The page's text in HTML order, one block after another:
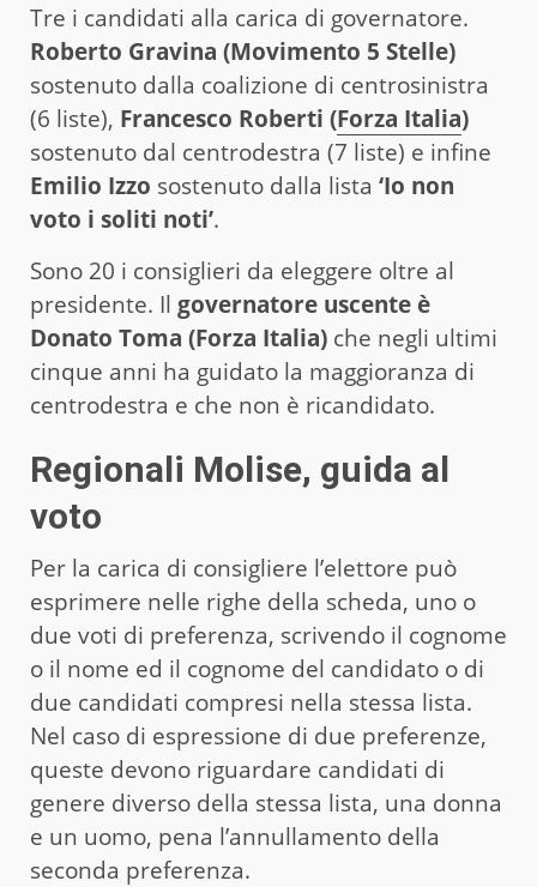
Tre i candidati alla carica di governatore.
Roberto Gravina (Movimento 5 Stelle)
sostenuto dalla coalizione di centrosinistra
(6 liste), Francesco Roberti (Forza Italia)
sostenuto dal centrodestra (7 liste) e infine
Emilio Izzo sostenuto dalla lista ‘Io non
voto i soliti noti’.
Sono 20 i consiglieri da eleggere oltre al
presidente. Il governatore uscente è
Donato Toma (Forza Italia) che negli ultimi
cinque anni ha guidato la maggioranza di
centrodestra e che non è ricandidato.
Regionali Molise, guida al
voto
Per la carica di consigliere l’elettore può
esprimere nelle righe della scheda, uno o
due voti di preferenza, scrivendo il cognome
o il nome ed il cognome del candidato o di
due candidati compresi nella stessa lista.
Nel caso di espressione di due preferenze,
queste devono riguardare candidati di
genere diverso della stessa lista, una donna
e un uomo, pena l’annullamento della
seconda preferenza.